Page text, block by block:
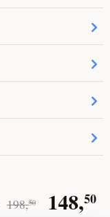
198,50 148,50